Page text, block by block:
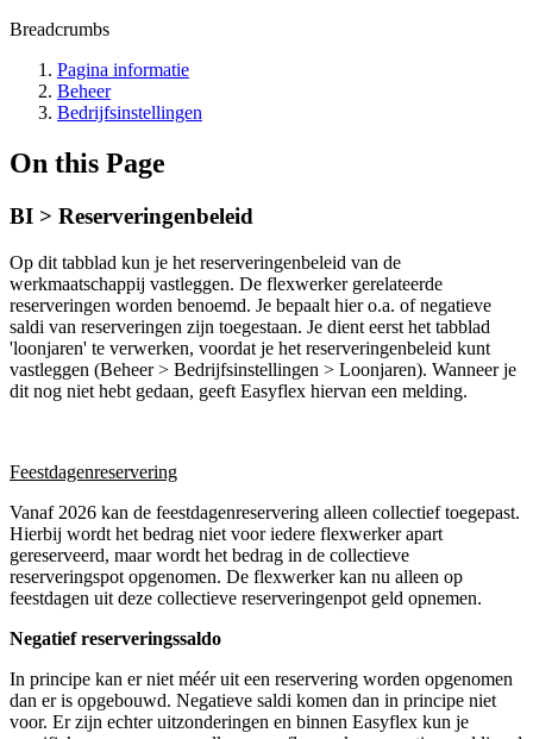
Breadcrumbs
Pagina informatie
Beheer
Bedrijfsinstellingen
On this Page
BI > Reserveringenbeleid
Op dit tabblad kun je het reserveringenbeleid van de
werkmaatschappij vastleggen. De flexwerker gerelateerde
reserveringen worden benoemd. Je bepaalt hier o.a. of negatieve
saldi van reserveringen zijn toegestaan. Je dient eerst het tabblad
'loonjaren' te verwerken, voordat je het reserveringenbeleid kunt
vastleggen (Beheer > Bedrijfsinstellingen > Loonjaren). Wanneer je
dit nog niet hebt gedaan, geeft Easyflex hiervan een melding.
Feestdagenreservering
Vanaf 2026 kan de feestdagenreservering alleen collectief toegepast.
Hierbij wordt het bedrag niet voor iedere flexwerker apart
gereserveerd, maar wordt het bedrag in de collectieve
reserveringspot opgenomen. De flexwerker kan nu alleen op
feestdagen uit deze collectieve reserveringenpot geld opnemen.
Negatief reserveringssaldo
In principe kan er niet méér uit een reservering worden opgenomen
dan er is opgebouwd. Negatieve saldi komen dan in principe niet
voor. Er zijn echter uitzonderingen en binnen Easyflex kun je